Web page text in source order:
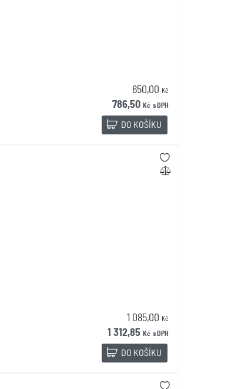
650,00 Kč
786,50 Kč s DPH
DO KOŠÍKU
1 085,00 Kč
1 312,85 Kč s DPH
DO KOŠÍKU